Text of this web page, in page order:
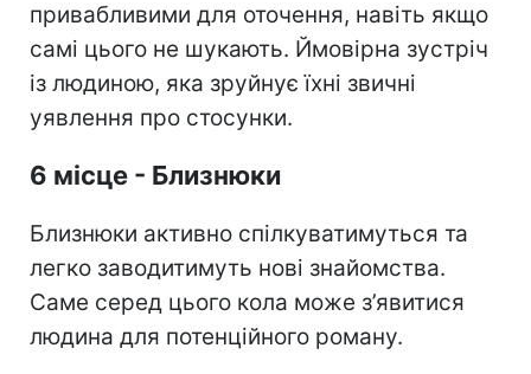
привабливими для оточення, навіть якщо
самі цього не шукають. Ймовірна зустріч
із людиною, яка зруйнує їхні звичні
уявлення про стосунки.
6 місце - Близнюки
Близнюки активно спілкуватимуться та
легко заводитимуть нові знайомства.
Саме серед цього кола може з’явитися
людина для потенційного роману.